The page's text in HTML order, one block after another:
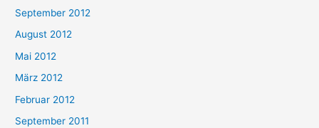
September 2012
August 2012
Mai 2012
März 2012
Februar 2012
September 2011